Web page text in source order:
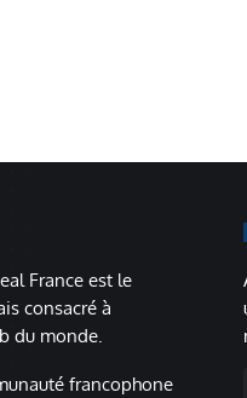
France est le
consacré à
du monde.
francophone